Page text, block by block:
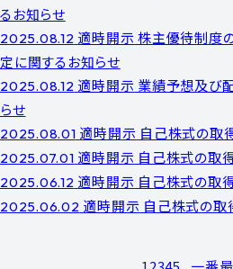
るお知らせ
2025.08.12 適時開示株主優待制度
定に関するお知らせ
2025.08.12 適時開示 業績予想及び
らせ
2025.08.01 適時開示 自己株式の取
2025.07.01 適時開示 自己株式の取
2025.06.12 適時開示 自己株式の取
2025.06.02 適時開示 自己株式の取